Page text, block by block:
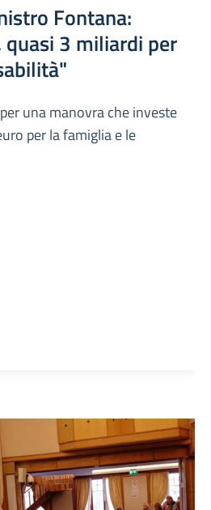
Fontana:
3 miliardi per
una manovra che investe
per la famiglia e le